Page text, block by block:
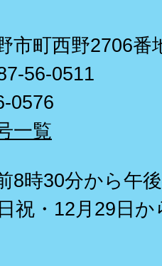
市町西野2706番
56-0511
0576
一覧
8時30分から午
祝・12月29日